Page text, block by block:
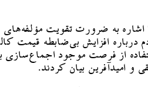
اشاره به ضرورت تقویت
درباره افزایش بی‌ضابطه
از فرصت موجود
و امیدآفرین بیان کردند.